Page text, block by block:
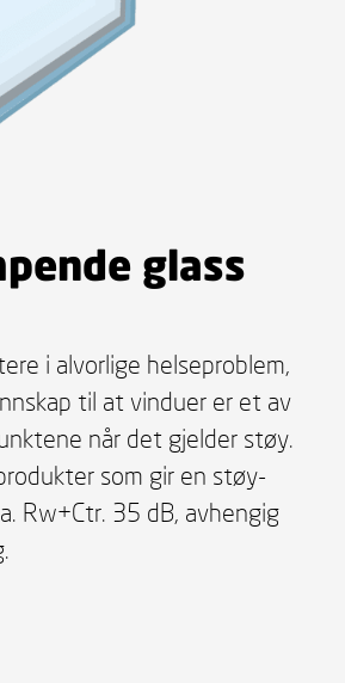
glass
i alvorlige helseproblem,
til at vinduer er et av
når det gjelder støy.
som gir en støy­
Rw+Ctr. 35 dB, avhengig